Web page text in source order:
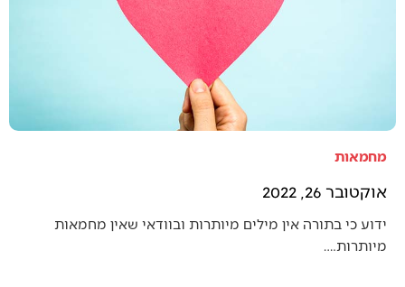
מחמאות
אוקטובר 26, 2022
ידוע כי בתורה אין מילים מיותרות ובוודאי שאין מחמאות
מיותרות.…